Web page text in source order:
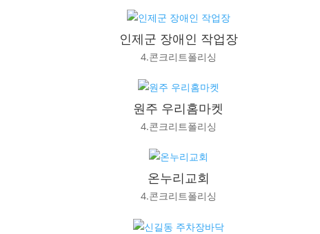
인제군 장애인 작업장
4.콘크리트폴리싱
원주 우리홈마켓
4.콘크리트폴리싱
온누리교회
4.콘크리트폴리싱